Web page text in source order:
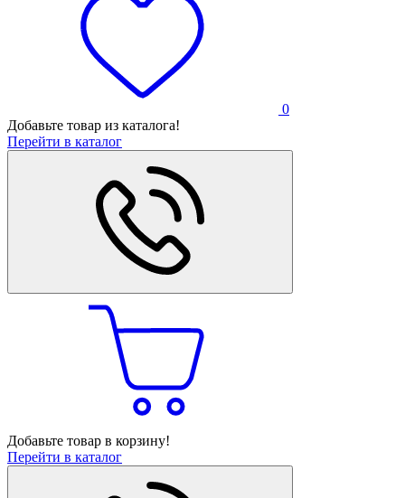
0
Добавьте товар из каталога!
Перейти в каталог
Добавьте товар в корзину!
Перейти в каталог